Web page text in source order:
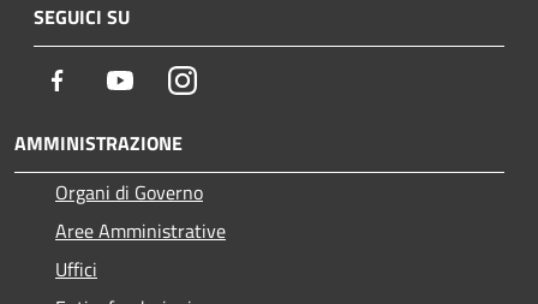
SEGUICI SU
Facebook YoutubeInstagram
AMMINISTRAZIONE
Organi di Governo
Aree Amministrative
Uffici